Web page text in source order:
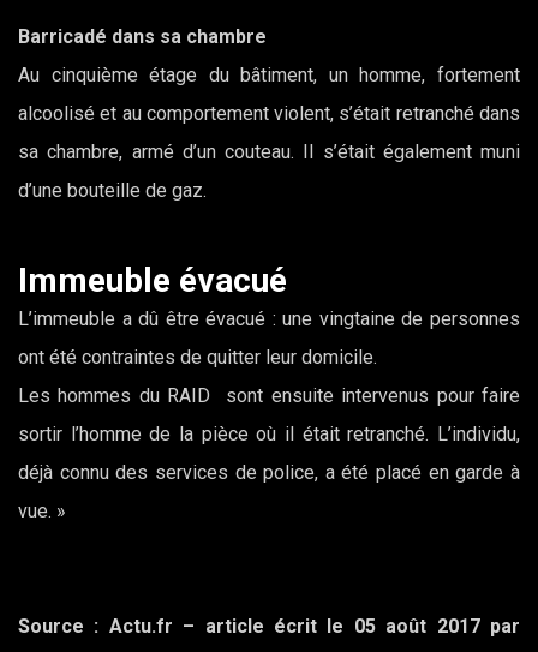
Barricadé dans sa chambre
Au cinquième étage du bâtiment, un homme, fortement
alcoolisé et au comportement violent, s’était retranché dans
sa chambre, armé d’un couteau. Il s’était également muni
d’une bouteille de gaz.
Immeuble évacué
L’immeuble a dû être évacué : une vingtaine de personnes
ont été contraintes de quitter leur domicile.
Les hommes du RAID sont ensuite intervenus pour faire
sortir l’homme de la pièce où il était retranché. L’individu,
déjà connu des services de police, a été placé en garde à
vue. »
Source : Actu.fr – article écrit le 05 août 2017 par